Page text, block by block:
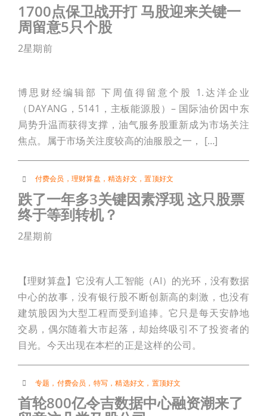
1700点保卫战开打 马股迎来关键一
周留意5只个股
2星期前
博思财经编辑部 下周值得留意个股 1.达洋企业
（DAYANG，5141，主板能源股）– 国际油价因中东
局势升温而获得支撑，油气服务股重新成为市场关注
焦点。属于市场关注度较高的油服股之一， […]
付费会员 ， 理财算盘，精选好文 ，置顶好文
跌了一年多3关键因素浮现 这只股票
终于等到转机？
2星期前
【理财算盘】它没有人工智能（AI）的光环，没有数据
中心的故事，没有银行股不断创新高的刺激，也没有
建筑股因为大型工程而受到追捧。它只是每天安静地
交易，偶尔随着大市起落，却始终吸引不了投资者的
目光。今天出现在本栏的正是这样的公司。
专题 ， 付费会员 ， 特写 ，精选好文 ， 置顶好文
首轮800亿令吉数据中心融资潮来了